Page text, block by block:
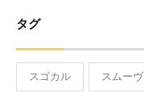
タグ
スゴカル スムーヴ